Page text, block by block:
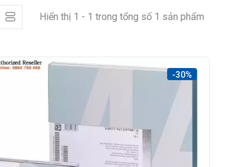
Hiển thị 1 - 1 trong tổng số 1 sản phẩm
-30%